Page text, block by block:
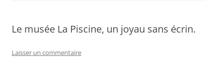
Le musée La Piscine, un joyau sans écrin.
Laisser un commentaire